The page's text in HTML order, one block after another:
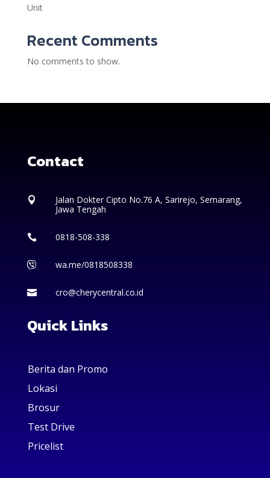
Unit
Recent Comments
No comments to show.
Contact

Jalan Dokter Cipto No.76 A, Sarirejo, Semarang,
Jawa Tengah
 0818-508-338
 wa.me/0818508338
 cro@cherycentral.co.id
Quick Links
Berita dan Promo
Lokasi
Brosur
Test Drive
Pricelist